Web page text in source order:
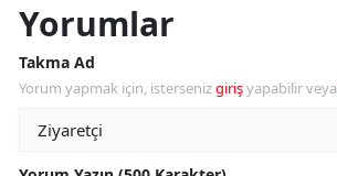
Yorumlar
Takma Ad
Yorum yapmak için, istersenizgirişyapabilir veya